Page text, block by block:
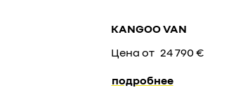
KANGOO VAN
Цена от 24 790 €
подробнее